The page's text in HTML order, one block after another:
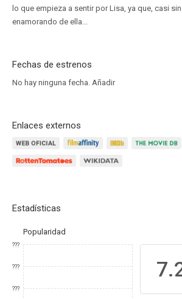
lo que empieza a sentir por Lisa, ya que, casi
enamorando de ella...
Fechas de estrenos
No hay ninguna fecha. Añadir
Enlaces externos
Estadísticas
Popularidad
???
???
???